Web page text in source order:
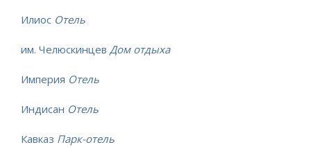
Илиос Отель
им. Челюскинцев Дом отдыха
Империя Отель
Индисан Отель
Кавказ Парк-отель